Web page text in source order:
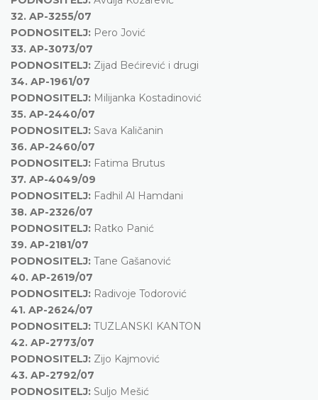
32. AP-3255/07
PODNOSITELJ: Pero Jović
33. AP-3073/07
PODNOSITELJ: Zijad Bećirević i drugi
34. AP-1961/07
PODNOSITELJ: Milijanka Kostadinović
35. AP-2440/07
PODNOSITELJ: Sava Kaličanin
36. AP-2460/07
PODNOSITELJ: Fatima Brutus
37. AP-4049/09
PODNOSITELJ: Fadhil Al Hamdani
38. AP-2326/07
PODNOSITELJ: Ratko Panić
39. AP-2181/07
PODNOSITELJ: Tane Gašanović
40. AP-2619/07
PODNOSITELJ: Radivoje Todorović
41. AP-2624/07
PODNOSITELJ: TUZLANSKI KANTON
42. AP-2773/07
PODNOSITELJ: Zijo Kajmović
43. AP-2792/07
PODNOSITELJ: Suljo Mešić